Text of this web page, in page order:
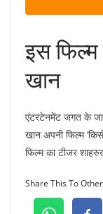
इस
खान
एंटरटेनमेंट जगत के
खान अपनी फिल्म
फिल्म का टीजर
Share This To